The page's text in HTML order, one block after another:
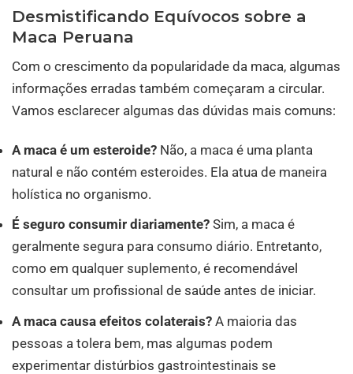
Desmistificando Equívocos sobre a
Maca Peruana
Com o crescimento da popularidade da maca, algumas
informações erradas também começaram a circular.
Vamos esclarecer algumas das dúvidas mais comuns:
A maca é um esteroide? Não, a maca é uma planta
natural e não contém esteroides. Ela atua de maneira
holística no organismo.
É seguro consumir diariamente? Sim, a maca é
geralmente segura para consumo diário. Entretanto,
como em qualquer suplemento, é recomendável
consultar um profissional de saúde antes de iniciar.
A maca causa efeitos colaterais? A maioria das
pessoas a tolera bem, mas algumas podem
experimentar distúrbios gastrointestinais se